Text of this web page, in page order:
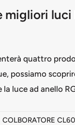
migliori
quattro
possiamo
la luce ad anello
COLBORATORE CL60